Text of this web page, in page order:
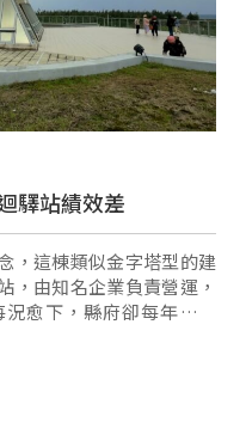
驛站績效差
，這棟類似金字塔型的建
，由知名企業負責營運，
愈下，縣府卻每年編列